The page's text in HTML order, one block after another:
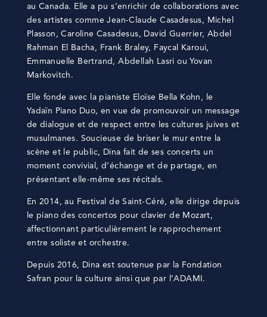
au Canada. Elle a pu s’enrichir de collaborations avec
des artistes comme Jean-Claude Casadesus, Michel
Plasson, Caroline Casadesus, David Guerrier, Abdel
Rahman El Bacha, Frank Braley, Faycal Karoui,
Emmanuelle Bertrand, Abdellah Lasri ou Yovan
Markovitch.
Elle fonde avec la pianiste Eloïse Bella Kohn, le
Yadaïn Piano Duo, en vue de promouvoir un message
de dialogue et de respect entre les cultures juives et
musulmanes. Soucieuse de briser le mur entre la
scène et le public, Dina fait de ses concerts un
moment convivial, d’échange et de partage, en
présentant elle-même ses récitals.
En 2014, au Festival de Saint-Céré, elle dirige depuis
le piano des concertos pour clavier de Mozart,
affectionnant particulièrement le rapprochement
entre soliste et orchestre.
Depuis 2016, Dina est soutenue par la Fondation
Safran pour la culture ainsi que par l’ADAMI.